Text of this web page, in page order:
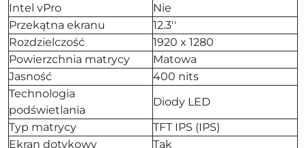
Intel vPro
Nie
Przekątna ekranu
12.3''
Rozdzielczość
1920 x 1280
Powierzchnia matrycy
Matowa
Jasność
400 nits
Technologia
podświetlania
Diody LED
Typ matrycy
TFT IPS (IPS)
Ekran dotykowy
Tak